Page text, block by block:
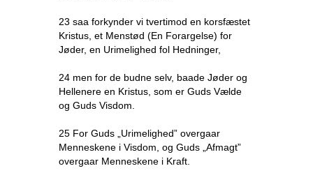
23 saa forkynder vi tvertimod en korsfæstet
Kristus, et Menstød (En Forargelse) for
Jøder, en Urimelighed fol Hedninger,
24 men for de budne selv, baade Jøder og
Hellenere en Kristus, som er Guds Vælde
og Guds Visdom.
25 For Guds „Urimelighed” overgaar
Menneskene i Visdom, og Guds „Afmagt”
overgaar Menneskene i Kraft.